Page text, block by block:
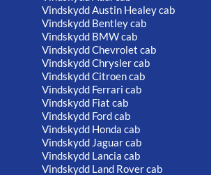
Vindskydd Austin Healey cab
Vindskydd Bentley cab
Vindskydd BMW cab
Vindskydd Chevrolet cab
Vindskydd Chrysler cab
Vindskydd Citroen cab
Vindskydd Ferrari cab
Vindskydd Fiat cab
Vindskydd Ford cab
Vindskydd Honda cab
Vindskydd Jaguar cab
Vindskydd Lancia cab
Vindskydd Land Rover cab